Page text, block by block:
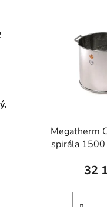
Megatherm
spirála 1500
32